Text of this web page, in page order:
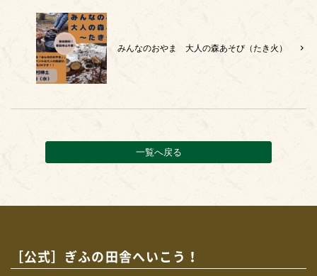
みんなのおやま 大人の森あそび（たき火）
一覧へ戻る
［公式］ぎふの田舎へいこう！